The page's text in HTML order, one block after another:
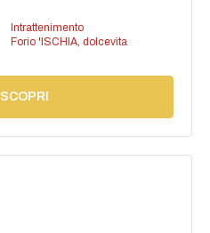
Intrattenimento
Forio 'ISCHIA, dolcevita
SCOPRI